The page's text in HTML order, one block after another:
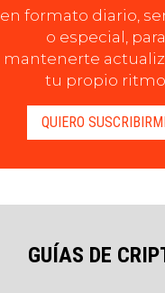
en formato diario,
o especial, para
mantenerte
tu propio ritmo
QUIERO
GUÍAS DE